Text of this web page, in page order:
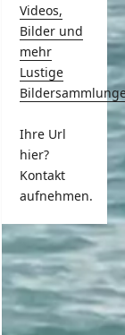
Videos,
Bilder und
mehr
Lustige
Ihre Url
hier?
Kontakt
aufnehmen.